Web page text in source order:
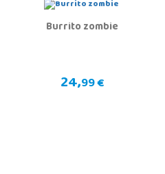
Burrito zombie
24,99 €